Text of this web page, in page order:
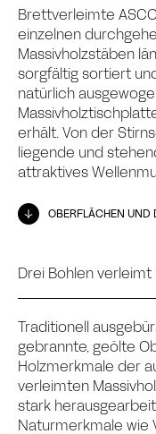
OBERFLÄCHEN UND
Brettverleimte
einzelnen
Massivholzstäben
sorgfältig sortiert
natürlich
erhält. Von der
liegende und
attraktives
Drei Bohlen verleimt
Traditionell
gebrannte, geölte
Holzmerkmale der
verleimten
stark
Naturmerkmale wie